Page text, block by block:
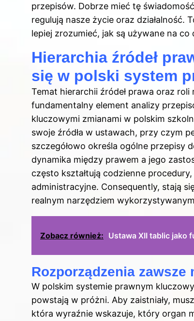
przepisów. Dobrze mieć tę
regulują nasze życie oraz działalność.
lepiej zrozumieć, jak są używane na co
Hierarchia źródeł
się w polski system
Temat hierarchii źródeł prawa oraz
fundamentalny element analizy
kluczowymi zmianami w polskim
swoje źródła w ustawach, przy czym
szczegółowo określa ogólne przepisy
dynamika między prawem a jego
często kształtują codzienne
administracyjne. Consequently, stają
realnym narzędziem
Zobacz również: Ustawa XII tablic jako
Rozporządzenia
W polskim systemie prawnym
powstają w próżni. Aby zaistniały,
która wyraźnie wskazuje, który organ